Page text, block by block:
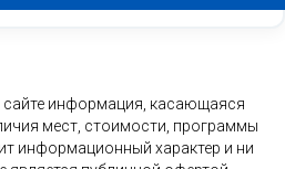
сайте информация, касающаяся
мест, стоимости, программы
информационный характер и ни